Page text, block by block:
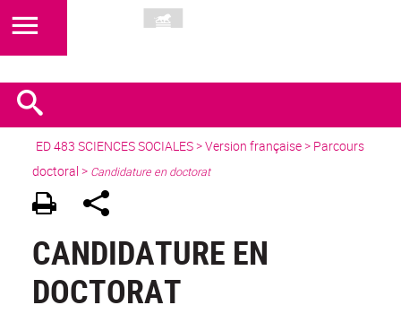
ED 483 SCIENCES SOCIALES>Version française> Parcours
doctoral > Candidature en doctorat
CANDIDATURE EN
DOCTORAT